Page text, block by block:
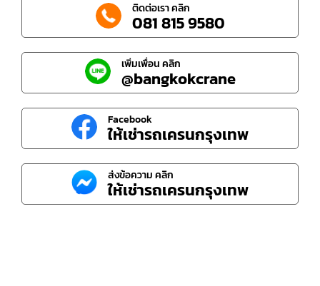
ติดต่อเรา คลิก
081 815 9580
เพิ่มเพื่อน คลิก
@bangkokcrane
Facebook
ให้เช่ารถเครนกรุงเทพ
ส่งข้อความ คลิก
ให้เช่ารถเครนกรุงเทพ